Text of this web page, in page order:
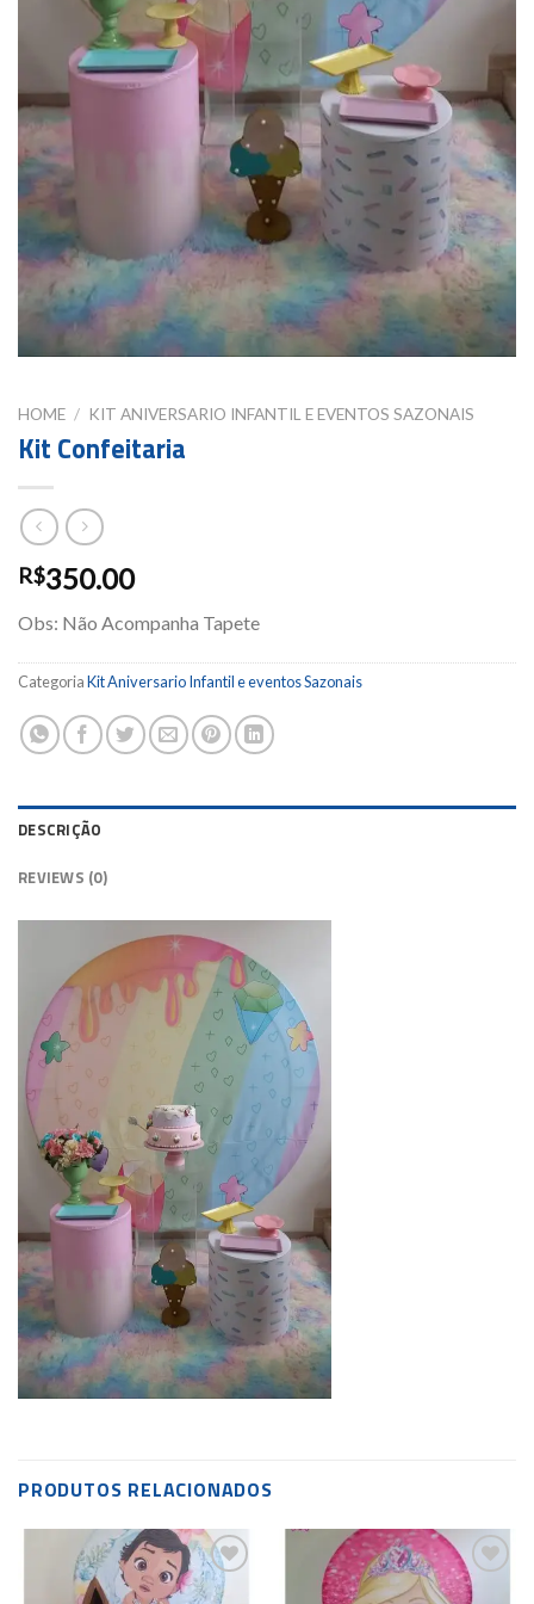
HOME / KIT ANIVERSARIO INFANTIL E EVENTOS SAZONAIS
Kit Confeitaria
R$350.00
Obs: Não Acompanha Tapete
CategoriaKit Aniversario Infantil e eventos Sazonais
DESCRIÇÃO
REVIEWS (0)
PRODUTOS RELACIONADOS
Add to
Add to